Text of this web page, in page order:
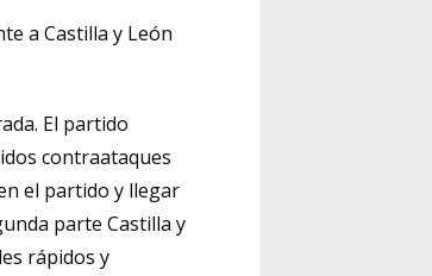
a Castilla y León
El partido
contraataques
el partido y llegar
parte Castilla y
rápidos y